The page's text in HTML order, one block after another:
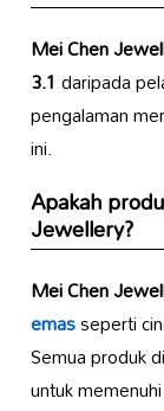
Mei Chen
3.1 daripada
pengalaman
ini.
Apakah
Jewellery?
Mei Chen
emasseperti
Semua produk
untuk